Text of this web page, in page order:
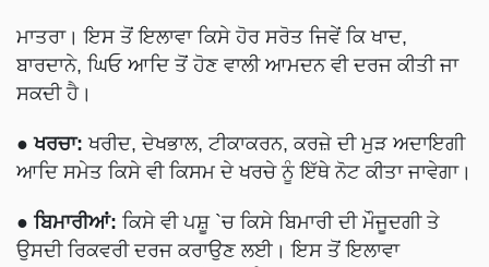
ਮਾਤਰਾ। ਇਸ ਤੋਂ ਇਲਾਵਾ ਕਿਸੇ ਹੋਰ ਸਰੋਤ ਜਿਵੇਂ ਕਿ ਖਾਦ,
ਬਾਰਦਾਨੇ, ਘਿਓ ਆਦਿ ਤੋਂ ਹੋਣ ਵਾਲੀ ਆਮਦਨ ਵੀ ਦਰਜ ਕੀਤੀ ਜਾ
ਸਕਦੀ ਹੈ।
●ਖਰਚਾ: ਖਰੀਦ, ਦੇਖਭਾਲ, ਟੀਕਾਕਰਨ, ਕਰਜ਼ੇ ਦੀ ਮੁੜ ਅਦਾਇਗੀ
ਆਦਿ ਸਮੇਤ ਕਿਸੇ ਵੀ ਕਿਸਮ ਦੇ ਖਰਚੇ ਨੂੰ ਇੱਥੇ ਨੋਟ ਕੀਤਾ ਜਾਵੇਗਾ।
● ਬਿਮਾਰੀਆਂ: ਕਿਸੇ ਵੀ ਪਸ਼ੂ `ਚ ਕਿਸੇ ਬਿਮਾਰੀ ਦੀ ਮੌਜੂਦਗੀ ਤੇ
ਉਸਦੀ ਰਿਕਵਰੀ ਦਰਜ ਕਰਾਉਣ ਲਈ। ਇਸ ਤੋਂ ਇਲਾਵਾ